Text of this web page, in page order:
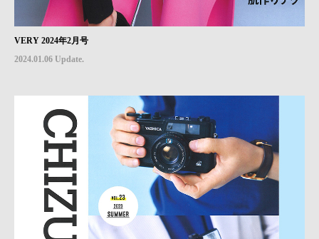
VERY 2024年2月号
2024.01.06 Update.